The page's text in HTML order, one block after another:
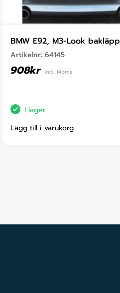
BMW E92, M3-Look bakläpp
Artikelnr: 64145
908kr incl. Moms
I lager
Lägg till i varukorg